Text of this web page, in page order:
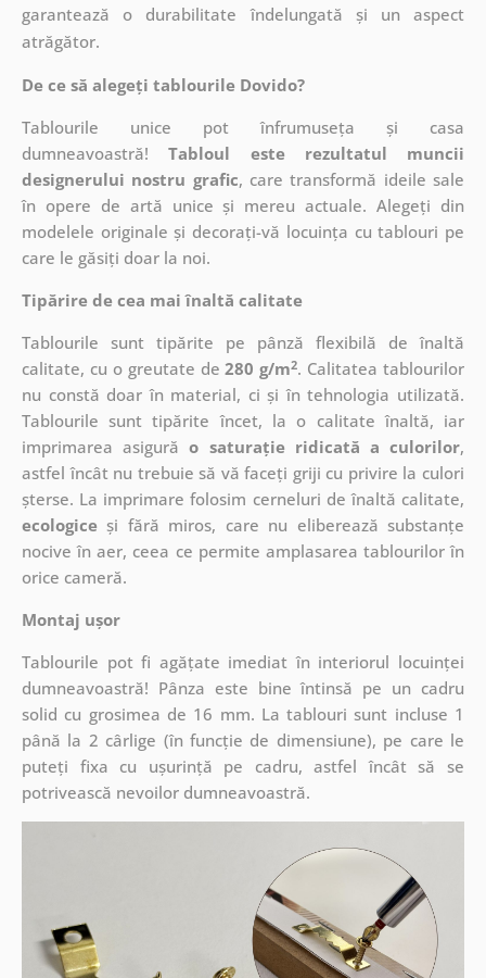
garantează o durabilitate îndelungată și un aspect
atrăgător.
De ce să alegeți tablourile Dovido?
Tablourile unice pot înfrumuseța și casa
dumneavoastră!Tabloul este rezultatul muncii
designerului nostru grafic, caretransformă ideile sale
în opere de artă unice și mereu actuale. Alegeți din
modelele originale și decorați-vă locuința cu tablouri pe
care le găsiți doar la noi.
Tipărire de cea mai înaltă calitate
Tablourile sunt tipărite pe pânză flexibilă de înaltă
calitate, cu o greutate de280 g/m2. Calitatea tablourilor
nu constă doar în material, ci și în tehnologia utilizată.
Tablourile sunt tipărite încet, la o calitate înaltă, iar
imprimarea asigurăo saturație ridicată a culorilor,
astfel încât nu trebuie să vă faceți griji cu privire la culori
șterse. La imprimare folosim cerneluri de înaltă calitate,
ecologiceși fără miros, care nu eliberează substanțe
nocive în aer, ceea ce permite amplasarea tablourilor în
orice cameră.
Montaj ușor
Tablourile pot fi agățate imediat în interiorul locuinței
dumneavoastră! Pânza este bine întinsă pe un cadru
solid cu grosimea de 16 mm. La tablouri sunt incluse 1
până la 2 cârlige (în funcție de dimensiune), pe care le
puteți fixa cu ușurință pe cadru, astfel încât să se
potrivească nevoilor dumneavoastră.